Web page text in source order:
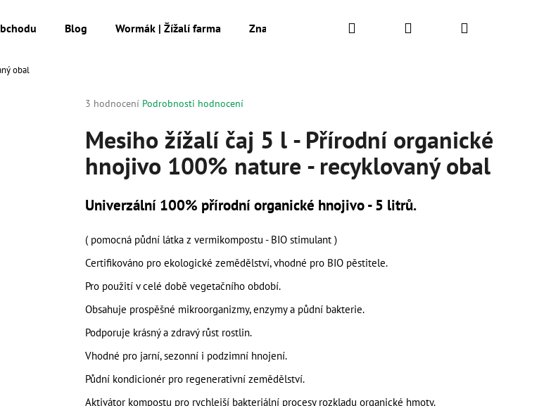
Blog Wormák | Žížalí farma Značky Hledat PřihlášeníNákupní
obal
Průměrné
produktu
je
5,0
3 hodnocení Podrobnosti hodnocení
Mesiho žížalí čaj 5 l - Přírodní organické
hnojivo 100% nature - recyklovaný obal
Univerzální 100% přírodní organické hnojivo - 5 litrů.
( pomocná půdní látka z vermikompostu - BIO stimulant )
Certifikováno pro ekologické zemědělství, vhodné pro BIO pěstitele.
Pro použití v celé době vegetačního období.
Obsahuje prospěšné mikroorganizmy, enzymy a půdní bakterie.
Podporuje krásný a zdravý růst rostlin.
Vhodné pro jarní, sezonní i podzimní hnojení.
Půdní kondicionér pro regenerativní zemědělství.
Aktivátor kompostu pro rychlejší bakteriální procesy rozkladu organické hmoty.
najít?
HLEDAT
S KOPŘIVOU A
MESIHO ŽÍŽALÍ ČAJ S KOPŘIVOU A
BIOUHLÍKEM 20 LITRŮ
2 728 Kč